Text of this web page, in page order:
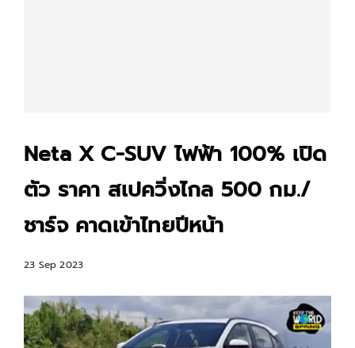
Neta X C-SUV ไฟฟ้า 100% เปิด
ตัว ราคา สเปควิ่งไกล 500 กม./
ชาร์จ คาดเข้าไทยปีหน้า
23 Sep 2023